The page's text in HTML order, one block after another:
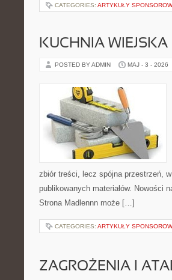
CATEGORIES: ARTYKUŁY
KUCHNIA WIEJSKA
POSTED BY ADMIN MAJ - 3 - 2026
zbiór treści, lecz spójna przestrzeń,
publikowanych materiałów. Nowości
Strona Madlennn może […]
CATEGORIES: ARTYKUŁY
ZAGROŻENIA I